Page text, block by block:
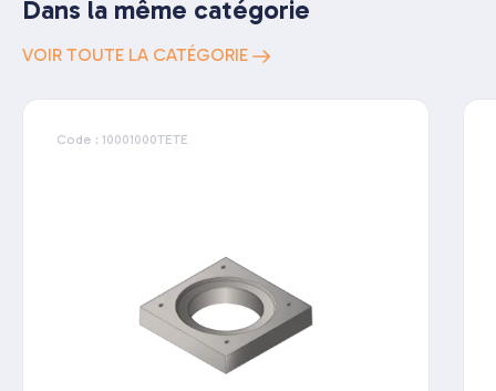
Dans la même catégorie
VOIR TOUTE LA CATÉGORIE
Code : 10001000TETE